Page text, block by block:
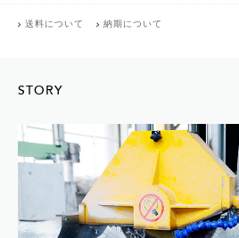
送料について 納期について
STORY